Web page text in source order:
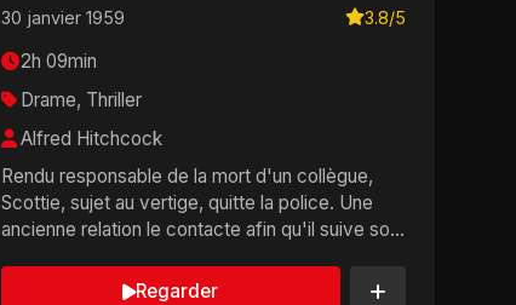
30 janvier 1959 3.8/5
2h 09min
Drame, Thriller
Alfred Hitchcock
Rendu responsable de la mort d'un collègue,
Scottie, sujet au vertige, quitte la police. Une
ancienne relation le contacte afin qu'il suive son
Regarder